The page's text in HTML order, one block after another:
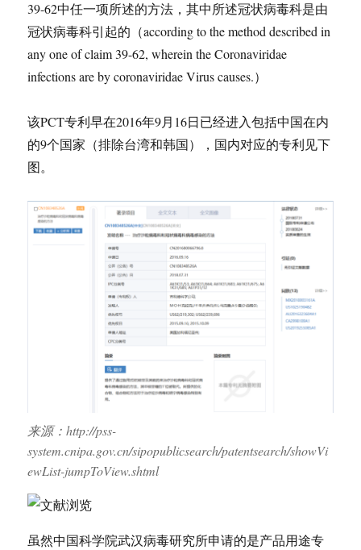
39-62中任一项所述的方法，其中所述冠状病毒科是由
冠状病毒科引起的（according to the method described in
any one of claim 39-62, wherein the Coronaviridae
infections are by coronaviridae Virus causes.）
该PCT专利早在2016年9月16日已经进入包括中国在内
的9个国家（排除台湾和韩国），国内对应的专利见下
图。
来源：http://pss-
system.cnipa.gov.cn/sipopublicsearch/patentsearch/showVi
ewList-jumpToView.shtml
虽然中国科学院武汉病毒研究所申请的是产品用途专